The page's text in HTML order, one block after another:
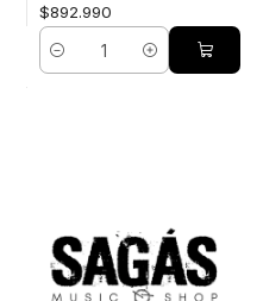
$892.990
Cantidad